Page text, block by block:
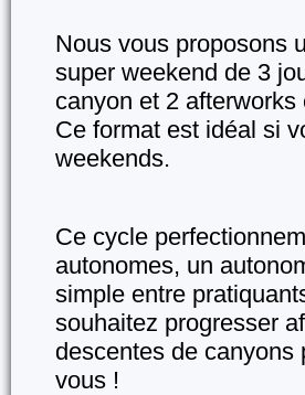
Nous vous proposons
super weekend de 3
canyon et 2
Ce format est idéal si
weekends.
Ce cycle
autonomes, un
simple entre
souhaitez progresser
descentes de
vous !